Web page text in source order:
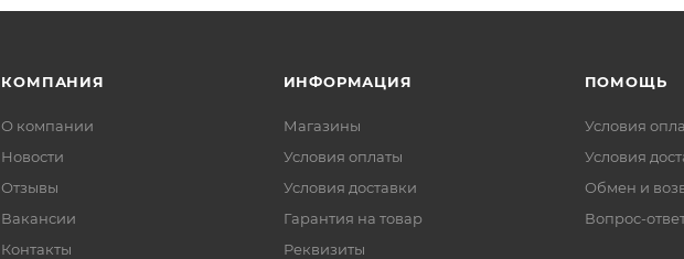
КОМПАНИЯ
О компании
Новости
Отзывы
Вакансии
Контакты
ИНФОРМАЦИЯ
Магазины
Условия оплаты
Условия доставки
Гарантия на товар
Реквизиты
ПОМОЩЬ
Условия
Условия
Обмен и
Вопрос-